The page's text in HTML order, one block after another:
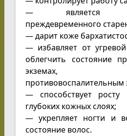
— является
преждевременного
— дарит коже
— избавляет от
облегчить состояние
экземах,
противовоспалительным
— способствует
глубоких кожных слоях;
— укрепляет ногти и
состояние волос.